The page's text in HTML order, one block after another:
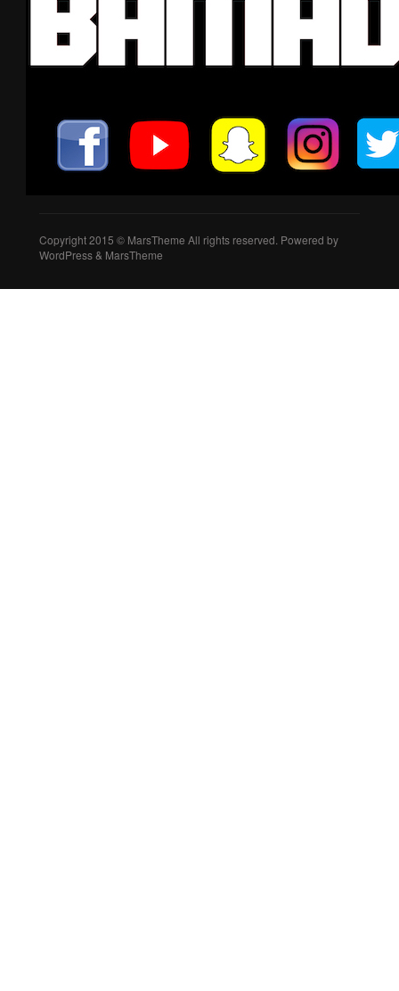
Copyright 2015 © MarsTheme All rights reserved. Powered by
WordPress & MarsTheme